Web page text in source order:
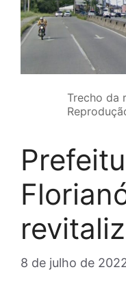
Trecho da
8 de julho de